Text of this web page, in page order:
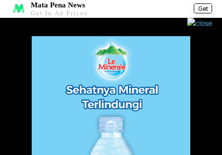
Get
Mata Pena News
Get In Ad Prices